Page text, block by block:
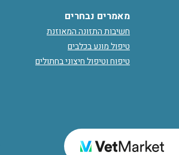
מאמרים נבחרים
חשיבות התזונה המאוזנת
טיפול מונע בכלבים
טיפוח וטיפול חיצוני בחתולים